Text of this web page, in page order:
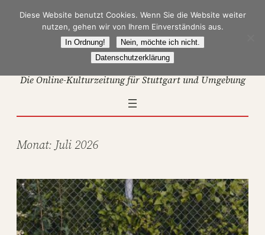
Zum
Die Online-Kulturzeitung für Stuttgart und Umgebung
Monat: Juli 2026
Diese Website benutzt Cookies. Wenn Sie die Website weiter
nutzen, gehen wir von Ihrem Einverständnis aus.
In Ordnung!
Nein, möchte ich nicht.
Datenschutzerklärung